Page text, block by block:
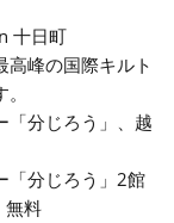
十日町
高峰の国際キルト
「分じろう」、越
「分じろう」2館
無料